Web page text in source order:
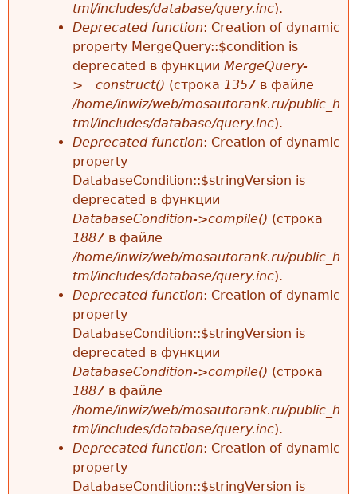
tml/includes/database/query.inc).
Deprecated function: Creation of dynamic
property MergeQuery::$condition is
deprecated в функции MergeQuery-
>__construct() (строка 1357 в файле
/home/inwiz/web/mosautorank.ru/public_h
tml/includes/database/query.inc).
Deprecated function: Creation of dynamic
property
DatabaseCondition::$stringVersion is
deprecated в функции
DatabaseCondition->compile() (строка
1887 в файле
/home/inwiz/web/mosautorank.ru/public_h
tml/includes/database/query.inc).
Deprecated function: Creation of dynamic
property
DatabaseCondition::$stringVersion is
deprecated в функции
DatabaseCondition->compile() (строка
1887 в файле
/home/inwiz/web/mosautorank.ru/public_h
tml/includes/database/query.inc).
Deprecated function: Creation of dynamic
property
DatabaseCondition::$stringVersion is